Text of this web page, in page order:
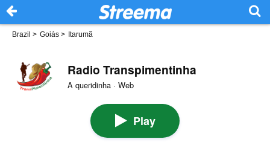
Brazil > Goiás > Itarumã
Radio Transpimentinha
A queridinha · Web
Play